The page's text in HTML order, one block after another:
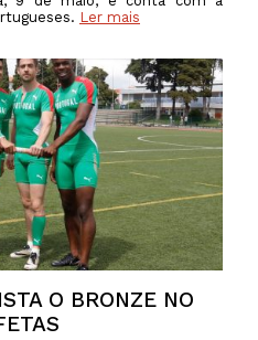
Ler mais
O BRONZE NO